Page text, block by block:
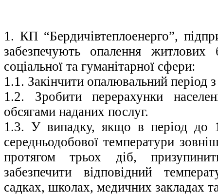
1. КП “Бердичівтеплоенерго”,
забезпечують опалення житлових
соціальної та гуманітарної сфери:
1.1. Закінчити опалювальний період
1.2. Зробити перерахунки
обсягами наданих послуг.
1.3. У випадку, якщо в період до
середньодобової температури
протягом трьох діб,
забезпечити відповідний
садках, школах, медичних закладах